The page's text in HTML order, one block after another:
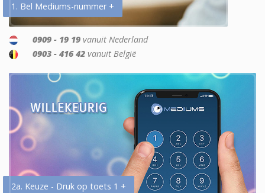
1. Bel Mediums-nummer +
0909 - 19 19 vanuit Nederland
0903 - 416 42 vanuit België
2a. Keuze - Druk op toets 1 +